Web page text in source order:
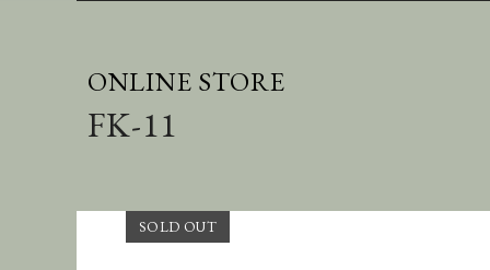
ONLINE STORE
FK-11